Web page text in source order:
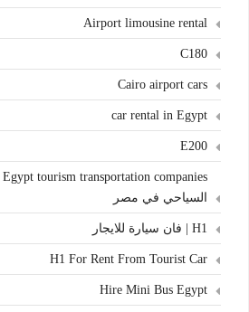
Airport limousine rental
C180
Cairo airport cars
car rental in Egypt
E200
السياحي في مصر
H1 | فان سيارة للايجار
H1 For Rent From Tourist Car
Hire Mini Bus Egypt